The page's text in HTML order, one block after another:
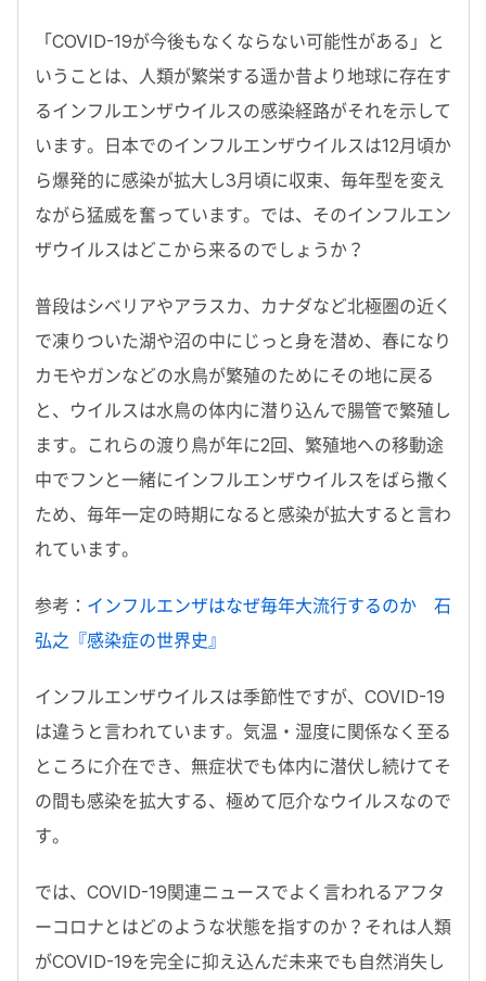
「COVID-19が今後もなくならない可能性がある」と
いうことは、人類が繁栄する遥か昔より地球に存在す
るインフルエンザウイルスの感染経路がそれを示して
います。日本でのインフルエンザウイルスは12月頃か
ら爆発的に感染が拡大し3月頃に収束、毎年型を変え
ながら猛威を奮っています。では、そのインフルエン
ザウイルスはどこから来るのでしょうか？
普段はシベリアやアラスカ、カナダなど北極圏の近く
で凍りついた湖や沼の中にじっと身を潜め、春になり
カモやガンなどの水鳥が繁殖のためにその地に戻る
と、ウイルスは水鳥の体内に潜り込んで腸管で繁殖し
ます。これらの渡り鳥が年に2回、繁殖地への移動途
中でフンと一緒にインフルエンザウイルスをばら撒く
ため、毎年一定の時期になると感染が拡大すると言わ
れています。
参考： インフルエンザはなぜ毎年大流行するのか 石
弘之『感染症の世界史』
インフルエンザウイルスは季節性ですが、COVID-19
は違うと言われています。気温・湿度に関係なく至る
ところに介在でき、無症状でも体内に潜伏し続けてそ
の間も感染を拡大する、極めて厄介なウイルスなので
す。
では、COVID-19関連ニュースでよく言われるアフタ
ーコロナとはどのような状態を指すのか？それは人類
がCOVID-19を完全に抑え込んだ未来でも自然消失し